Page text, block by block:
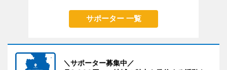
サポーター 一覧
＼サポーター募集中／